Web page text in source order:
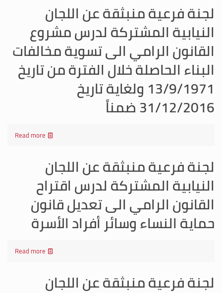
لجنة فرعية منبثقة عن اللجان
النيابية المشتركة لدرس مشروع
القانون الرامي الى تسوية مخالفات
البناء الحاصلة خلال الفترة من تاريخ
13/9/1971 ولغاية تاريخ
31/12/2016 ضمناً
Read more
لجنة فرعية منبثقة عن اللجان
النيابية المشتركة لدرس اقتراح
القانون الرامي الى تعديل قانون
حماية النساء وسائر أفراد الأسرة
Read more
لجنة فرعية منبثقة عن اللجان